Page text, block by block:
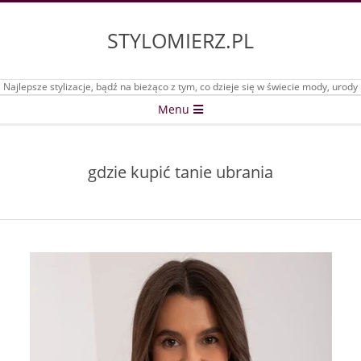
STYLOMIERZ.PL
Najlepsze stylizacje, bądź na bieżąco z tym, co dzieje się w świecie mody, urody
Menu
gdzie kupić tanie ubrania